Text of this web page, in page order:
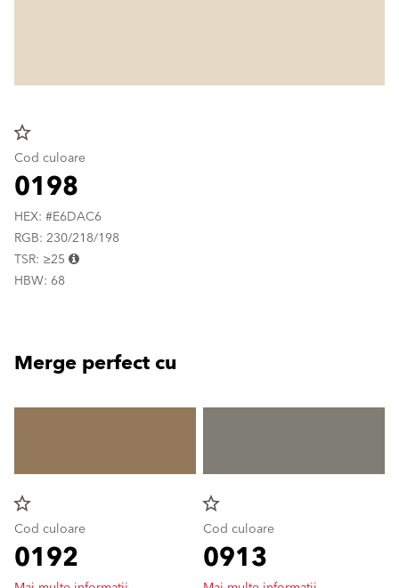
star_border
Cod culoare
0198
HEX: #E6DAC6
RGB: 230/218/198
TSR: ≥25
HBW: 68
Merge perfect cu
star_border
Cod culoare
0192
star_border
Cod culoare
0913